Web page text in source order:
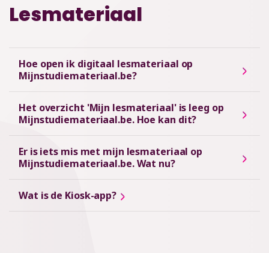
Lesmateriaal
Hoe open ik digitaal lesmateriaal op
Mijnstudiemateriaal.be?
Het overzicht 'Mijn lesmateriaal' is leeg op
Mijnstudiemateriaal.be. Hoe kan dit?
Er is iets mis met mijn lesmateriaal op
Mijnstudiemateriaal.be. Wat nu?
Wat is de Kiosk-app?